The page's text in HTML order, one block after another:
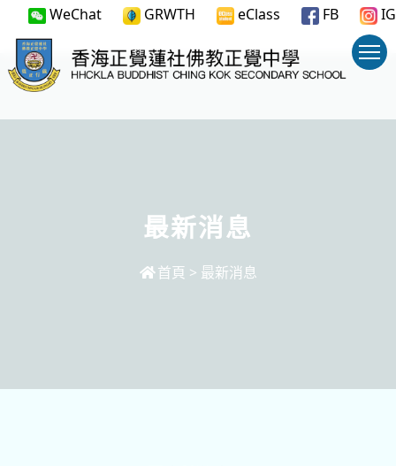
WeChat GRWTH eClass FB IG
最新消息
首頁 > 最新消息